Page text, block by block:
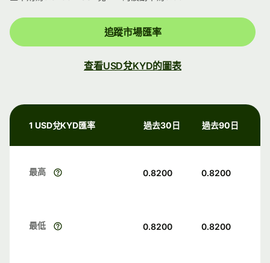
追蹤市場匯率
查看USD兌KYD的圖表
1 USD兌KYD匯率 過去30日 過去90日
最高 0.8200 0.8200
最低 0.8200 0.8200